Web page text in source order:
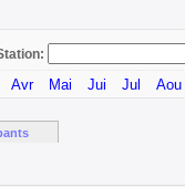
Avr Mai Jui Jul Aou